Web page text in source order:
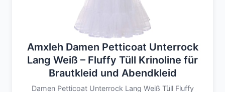
Amxleh Damen Petticoat Unterrock
Lang Weiß – Fluffy Tüll Krinoline für
Brautkleid und Abendkleid
Damen Petticoat Unterrock Lang Weiß Tüll Fluffy